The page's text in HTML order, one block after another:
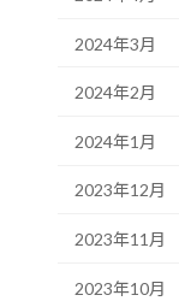
2024年3月
2024年2月
2024年1月
2023年12月
2023年11月
2023年10月